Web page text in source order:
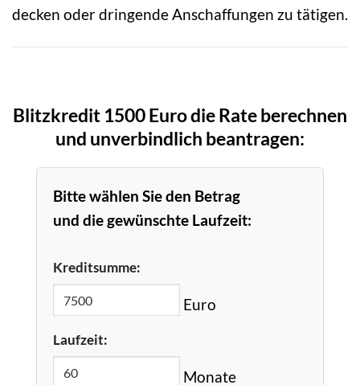
decken oder dringende Anschaffungen zu tätigen.
Blitzkredit 1500 Euro die Rate berechnen
und unverbindlich beantragen:
Bitte wählen Sie den Betrag
und die gewünschte Laufzeit:
Kreditsumme:
Euro
Laufzeit:
Monate